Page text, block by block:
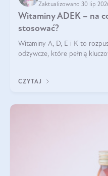
Zaktualizowano 30 lip
Witaminy ADEK – na
stosować?
Witaminy A, D, E i K to
odżywcze, które pełnią
CZYTAJ